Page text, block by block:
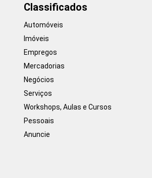
Classificados
Automóveis
Imóveis
Empregos
Mercadorias
Negócios
Serviços
Workshops, Aulas e Cursos
Pessoais
Anuncie